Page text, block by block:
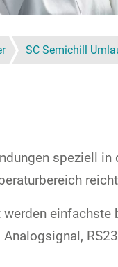
SC Semichill
speziell